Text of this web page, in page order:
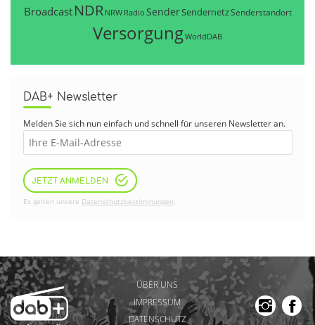
Broadcast NDR NRW Radio SenderSendernetzSenderstandort
VersorgungWorldDAB
DAB+ Newsletter
Melden Sie sich nun einfach und schnell für unseren Newsletter an.
JETZT ANMELDEN
Es gelten unsere Datenschutzbestimmungen.
ÜBER UNS
IMPRESSUM
DATENSCHUTZ